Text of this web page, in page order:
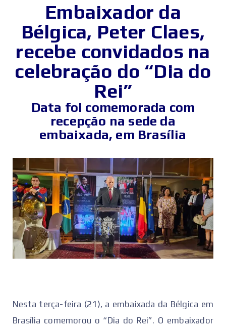
Embaixador da
Bélgica, Peter Claes,
recebe convidados na
celebração do “Dia do
Rei”
Data foi comemorada com
recepção na sede da
embaixada, em Brasília
Nesta terça-feira (21), a embaixada da Bélgica em
Brasília comemorou o “Dia do Rei”. O embaixador